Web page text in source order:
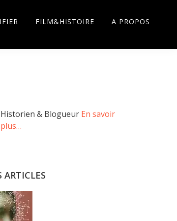
FILM&HISTOIRE A PROPOS
Historien & Blogueur En savoir
plus…
ARTICLES